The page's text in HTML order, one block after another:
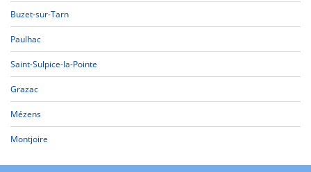
Buzet-sur-Tarn
Paulhac
Saint-Sulpice-la-Pointe
Grazac
Mézens
Montjoire